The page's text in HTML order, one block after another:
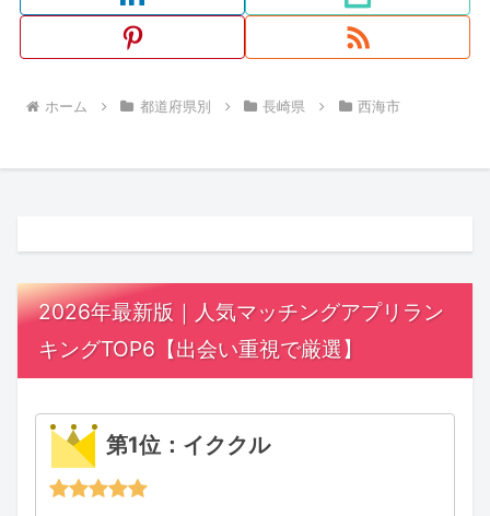
ホーム 都道府県別 長崎県 西海市
2026年最新版｜人気マッチングアプリラン
キングTOP6【出会い重視で厳選】
第1位：イククル